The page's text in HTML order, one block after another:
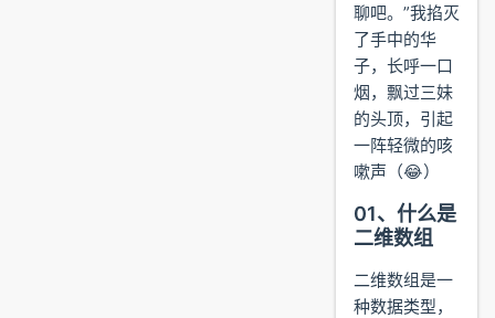
聊吧。”我掐灭
了手中的华
子，长呼一口
烟，飘过三妹
的头顶，引起
一阵轻微的咳
嗽声（😂）
01、什么是
二维数组
二维数组是一
种数据类型，